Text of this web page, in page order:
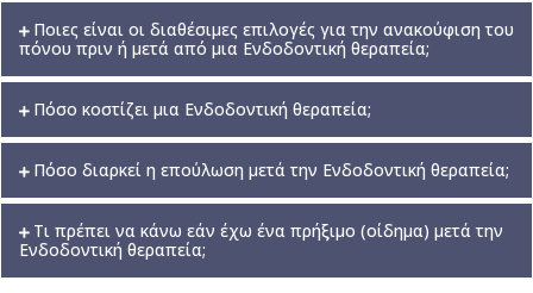
Ποιες είναι οι διαθέσιμες επιλογές για την ανακούφιση του
πόνου πριν ή μετά από μια Ενδοδοντική θεραπεία;
Πόσο κοστίζει μια Ενδοδοντική θεραπεία;
Πόσο διαρκεί η επούλωση μετά την Eνδοδοντική θεραπεία;
Τι πρέπει να κάνω εάν έχω ένα πρήξιμο (οίδημα) μετά την
Ενδοδοντική θεραπεία;